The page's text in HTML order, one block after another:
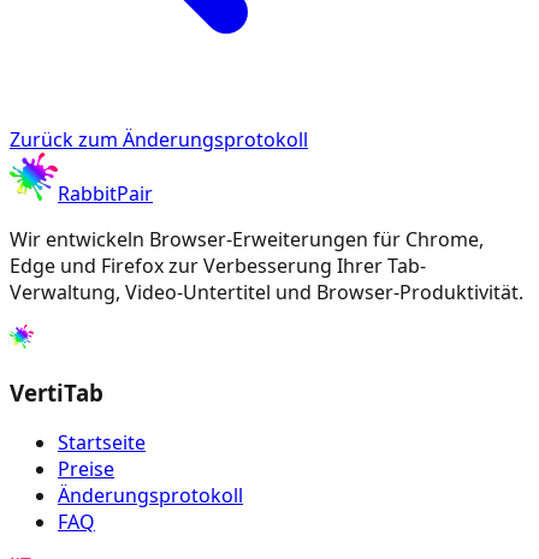
Zurück zum Änderungsprotokoll
RabbitPair
Wir entwickeln Browser-Erweiterungen für Chrome,
Edge und Firefox zur Verbesserung Ihrer Tab-
Verwaltung, Video-Untertitel und Browser-Produktivität.
VertiTab
Startseite
Preise
Änderungsprotokoll
FAQ